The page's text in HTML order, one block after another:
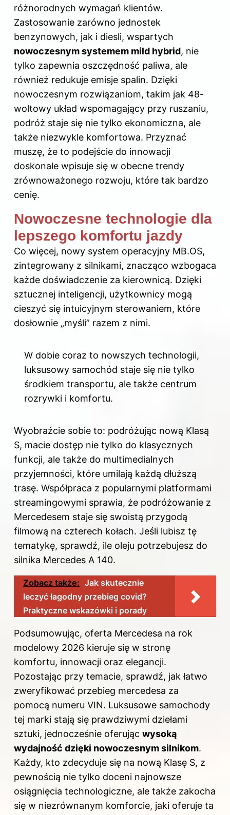
różnorodnych wymagań klientów.
Zastosowanie zarówno jednostek
benzynowych, jak i diesli, wspartych
nowoczesnym systemem mild hybrid, nie
tylko zapewnia oszczędność paliwa, ale
również redukuje emisje spalin. Dzięki
nowoczesnym rozwiązaniom, takim jak 48-
woltowy układ wspomagający przy ruszaniu,
podróż staje się nie tylko ekonomiczna, ale
także niezwykle komfortowa. Przyznać
muszę, że to podejście do innowacji
doskonale wpisuje się w obecne trendy
zrównoważonego rozwoju, które tak bardzo
cenię.
Nowoczesne technologie dla
lepszego komfortu jazdy
Co więcej, nowy system operacyjny MB.OS,
zintegrowany z silnikami, znacząco wzbogaca
każde doświadczenie za kierownicą. Dzięki
sztucznej inteligencji, użytkownicy mogą
cieszyć się intuicyjnym sterowaniem, które
dosłownie „myśli” razem z nimi.
W dobie coraz to nowszych technologii,
luksusowy samochód staje się nie tylko
środkiem transportu, ale także centrum
rozrywki i komfortu.
Wyobraźcie sobie to: podróżując nową Klasą
S, macie dostęp nie tylko do klasycznych
funkcji, ale także do multimedialnych
przyjemności, które umilają każdą dłuższą
trasę. Współpraca z popularnymi platformami
streamingowymi sprawia, że podróżowanie z
Mercedesem staje się swoistą przygodą
filmową na czterech kołach. Jeśli lubisz tę
tematykę, sprawdź, ile oleju potrzebujesz do
silnika Mercedes A 140.
Zobacz także: Jak skutecznie
leczyć łagodny przebieg covid?
Praktyczne wskazówki i porady
Podsumowując, oferta Mercedesa na rok
modelowy 2026 kieruje się w stronę
komfortu, innowacji oraz elegancji.
Pozostając przy temacie, sprawdź, jak łatwo
zweryfikować przebieg mercedesa za
pomocą numeru VIN. Luksusowe samochody
tej marki stają się prawdziwymi dziełami
sztuki, jednocześnie oferując wysoką
wydajność dzięki nowoczesnym silnikom.
Każdy, kto zdecyduje się na nową Klasę S, z
pewnością nie tylko doceni najnowsze
osiągnięcia technologiczne, ale także zakocha
się w niezrównanym komforcie, jaki oferuje ta